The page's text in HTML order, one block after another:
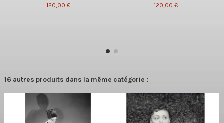
120,00 €
120,00 €
16 autres produits dans la même catégorie :